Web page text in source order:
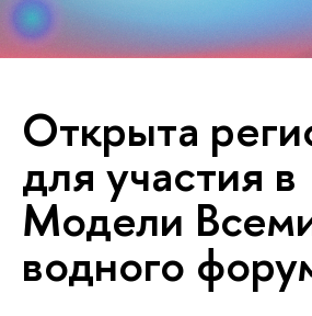
Открыта
для участия в
Модели
водного